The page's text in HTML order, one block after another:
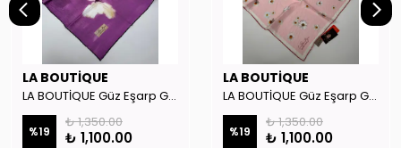
LA BOUTİQUE
LA BOUTİQUE Güz Eşarp GYSE262908
%19
₺ 1,350.00
₺ 1,100.00
LA BOUTİQUE
LA BOUTİQUE Güz Eşarp GYSE130804
%19
₺ 1,350.00
₺ 1,100.00